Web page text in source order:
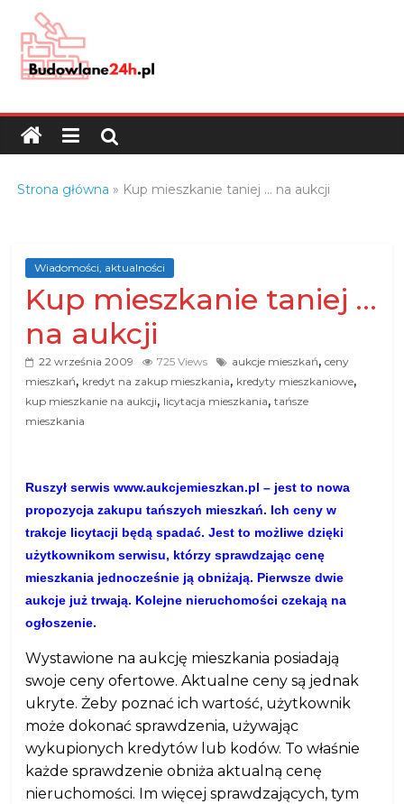
content
Budowlane24h.pl
portal
budowlany
branży
budowlanej
Strona główna » Kup mieszkanie taniej … na aukcji
Wiadomości, aktualności
Kup mieszkanie taniej …
na aukcji
22 września 2009 725 Views aukcje mieszkań,ceny
mieszkań, kredyt na zakup mieszkania, kredyty mieszkaniowe,
kup mieszkanie na aukcji, licytacja mieszkania,tańsze
mieszkania
Ruszył serwis www.aukcjemieszkan.pl – jest to nowa
propozycja zakupu tańszych mieszkań. Ich ceny w
trakcje licytacji będą spadać. Jest to możliwe dzięki
użytkownikom serwisu, którzy sprawdzając cenę
mieszkania jednocześnie ją obniżają. Pierwsze dwie
aukcje już trwają. Kolejne nieruchomości czekają na
ogłoszenie.
Wystawione na aukcję mieszkania posiadają
swoje ceny ofertowe. Aktualne ceny są jednak
ukryte. Żeby poznać ich wartość, użytkownik
może dokonać sprawdzenia, używając
wykupionych kredytów lub kodów. To właśnie
każde sprawdzenie obniża aktualną cenę
nieruchomości. Im więcej sprawdzających, tym